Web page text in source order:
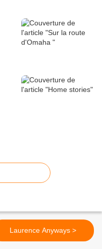
Laurence Anyways >